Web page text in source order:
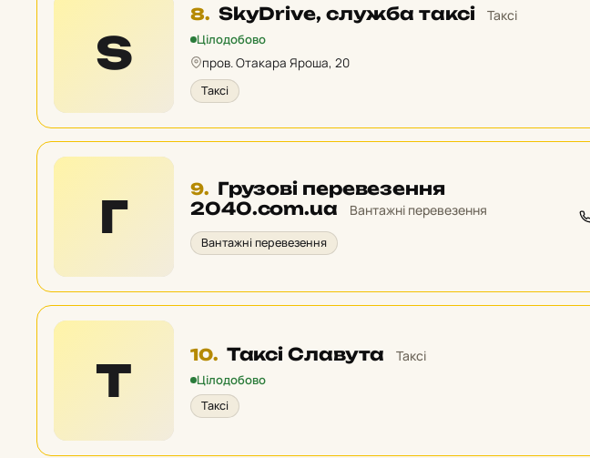
S
8. Місце
8
у
рейтингу:
SkyDrive, служба таксі Таксі
Цілодобово
пров. Отакара Яроша, 20
Таксі
Г
9. Місце
9
у
рейтингу:
Грузові перевезення
2040.com.ua
Вантажні перевезення
Вантажні перевезення
Т 10. Місце
10
у
рейтингу:
Таксі Славута Таксі
Цілодобово
Таксі